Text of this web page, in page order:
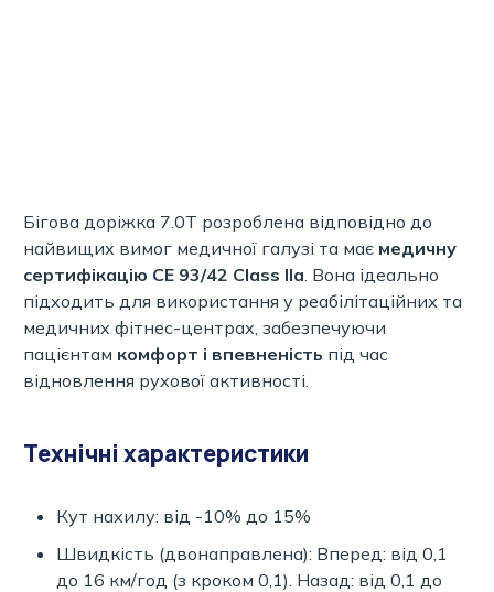
Бігова доріжка 7.0T розроблена відповідно до
найвищих вимог медичної галузі та має медичну
сертифікацію CE 93/42 Class IIa . Вона ідеально
підходить для використання у реабілітаційних та
медичних фітнес-центрах, забезпечуючи
пацієнтам комфорт і впевненість під час
відновлення рухової активності.
Технічні характеристики
Кут нахилу: від -10% до 15%
Швидкість (двонаправлена): Вперед: від 0,1
до 16 км/год (з кроком 0,1). Назад: від 0,1 до